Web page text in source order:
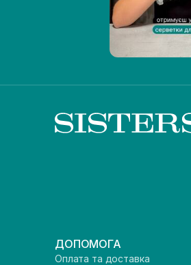
ДОПОМОГА
Оплата та доставка